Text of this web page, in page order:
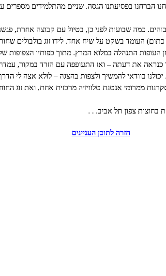
הברחנו בפסיעתנו הגסה. שניים מהתלמידים
כמה שבועות לפני כן, בטיול עם קבוצה אחרת,
כתום) העומד בשקט על שיח אחד. לידו זוג בולבולים
העופות התנהלה במלוא המרץ. מתוך כפותיו
את דעתה – ואז התעופפה עם הזרד במקור,
בוודאי להמשיך ולצפות בהצגה – לולא אצה לי
ממרומי אנטנת טלוויזיה מרכזית אחת, ואת זוג
חזרה לתוכן העניינים